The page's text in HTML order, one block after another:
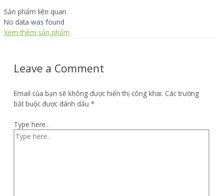
Sản phẩm liên quan
No data was found
Xem thêm sản phẩm
Leave a Comment
Email của bạn sẽ không được hiển thị công khai. Các trường
bắt buộc được đánh dấu *
Type here..